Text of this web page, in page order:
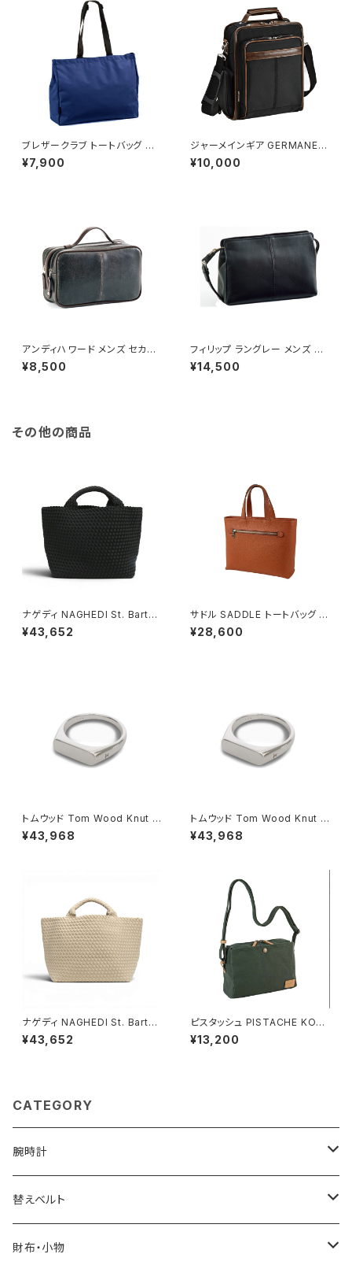
ブレザークラブ トートバッグ ハ
ンドバッグ メンズ 53385 ネイ
ビー 国内正規 ネイビー
¥7,900
ジャーメインギア GERMANE G
EAR メンズ ショルダーバッグ ビ
ジネスバッグ 33682-1H ブラッ
¥10,000
アンディハワード メンズ セカン
ドバッグ 25814 ブラック 国内正
規 ブラック
¥8,500
フィリップ ラングレー メンズ セ
カンドバッグ 25681 ブラック 国
内正規 ブラック
¥14,500
その他の商品
ナゲディ NAGHEDI St. Barths
Medium Tote セント・バーツ
ミディアムトート トートバッグ sn
¥43,652
サドル SADDLE トートバッグ ミ
ニトート 牛革 本革 日本製 姫路
産 自立 53447-17h メンズ レ
¥28,600
トムウッド Tom Wood Knut R
ing リング 100572-48 シルバ
ー
¥43,968
トムウッド Tom Wood Knut R
ing リング 100572-54 シルバ
ー
¥43,968
ナゲディ NAGHEDI St. Barths
Medium Tote セント・バーツ
ミディアムトート トートバッグ sn
¥43,652
ピスタッシュ PISTACHE KON
BU ミニショルダーバッグ 撥水
軽量 A5対応 斜めがけ 33796
¥13,200
CATEGORY
腕時計
ELGIN
SALVATORE MARRA
替えベルト
COACH
財布・小物